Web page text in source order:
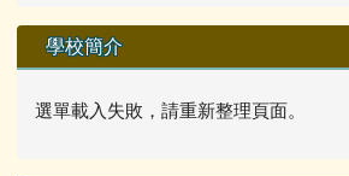
學校簡介
選單載入失敗，請重新整理頁面。